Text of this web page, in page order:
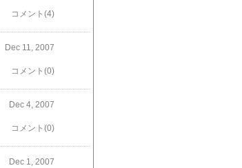
コメント(4)
Dec 11, 2007
コメント(0)
Dec 4, 2007
コメント(0)
Dec 1, 2007